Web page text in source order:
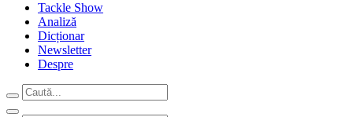
Tackle Show
Analiză
Dicționar
Newsletter
Despre